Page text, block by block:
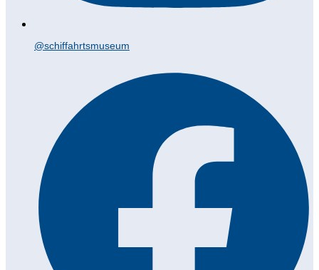
@schiffahrtsmuseum